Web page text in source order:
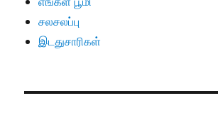
சலசலப்பு
இடதுசாரிகள்